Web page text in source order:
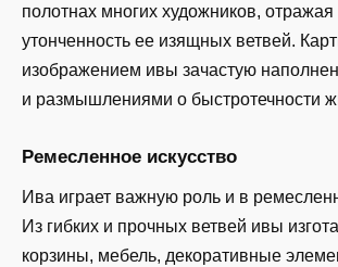
полотнах многих художников, отражая
утонченность ее изящных ветвей.
изображением ивы зачастую
и размышлениями о быстротечности
Ремесленное искусство
Ива играет важную роль и в
Из гибких и прочных ветвей ивы
корзины, мебель, декоративные